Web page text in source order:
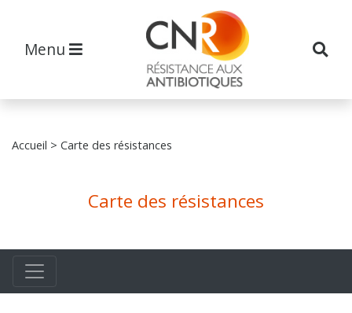
Menu
Accueil > Carte des résistances
Carte des résistances